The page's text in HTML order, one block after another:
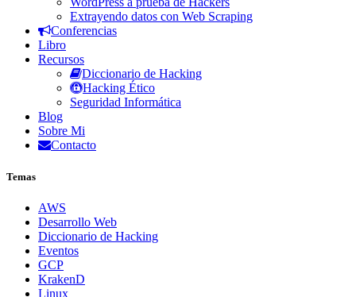
Extrayendo datos con Web Scraping
Conferencias
Libro
Recursos
Diccionario de Hacking
Hacking Ético
Seguridad Informática
Blog
Sobre Mi
Contacto
Temas
AWS
Desarrollo Web
Diccionario de Hacking
Eventos
GCP
KrakenD
Linux